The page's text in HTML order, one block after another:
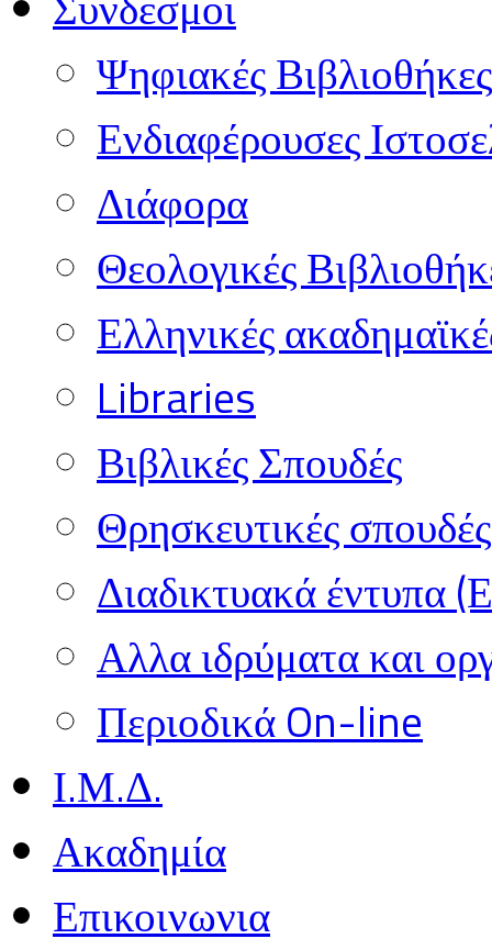
Ψηφιακές Βιβλιοθήκες
Ενδιαφέρουσες
Διάφορα
Θεολογικές
Ελληνικές
Libraries
Βιβλικές Σπουδές
Θρησκευτικές
Διαδικτυακά έντυπα
Αλλα ιδρύματα και
Περιοδικά On-line
Ι.Μ.Δ.
Ακαδημία
Επικοινωνια